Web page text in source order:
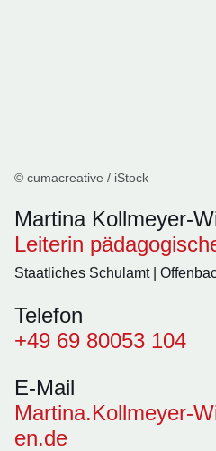
© cumacreative / iStock
Martina Kollmeyer-
Leiterin
Staatliches Schulamt |
Telefon
+49 69 80053 104
E-Mail
Martina.Kollmeyer-
en.de